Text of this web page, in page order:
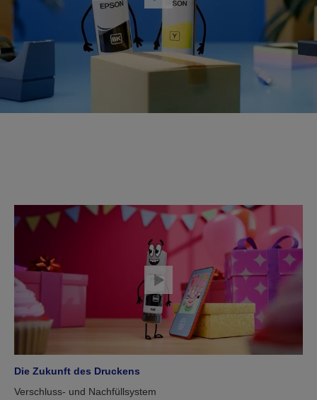
Die Zukunft des Druckens
Verschluss- und Nachfüllsystem